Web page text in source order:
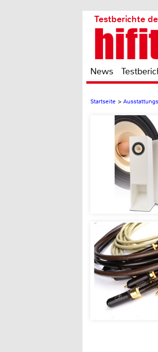
Testberichte
News
Startseite >